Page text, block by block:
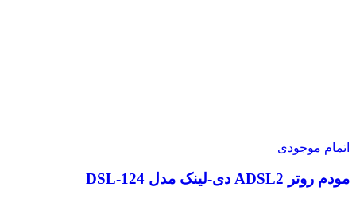
اتمام موجودی
مودم روتر ADSL2 دی-لینک مدل DSL-124